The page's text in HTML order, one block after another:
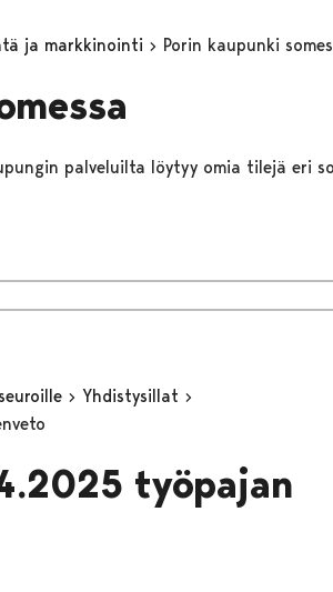
ja markkinointi Porin kaupunki
palveluilta löytyy omia tilejä eri
Yhdistysillat
työpajan